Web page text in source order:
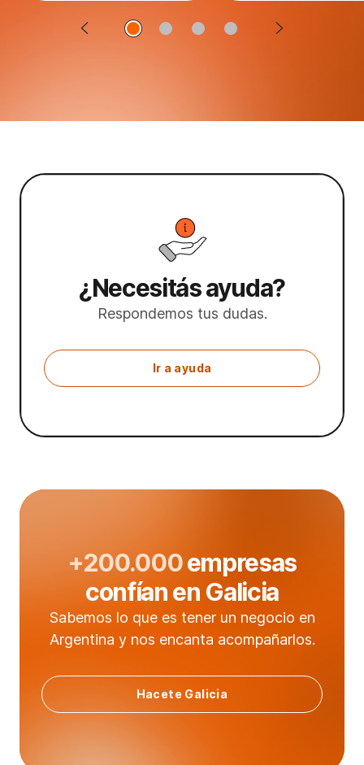
¿Necesitás ayuda?
Respondemos tus dudas.
Ir a ayuda
+200.000empresas
confían en Galicia
Sabemos lo que es tener un negocio en
Argentina y nos encanta acompañarlos.
Hacete Galicia